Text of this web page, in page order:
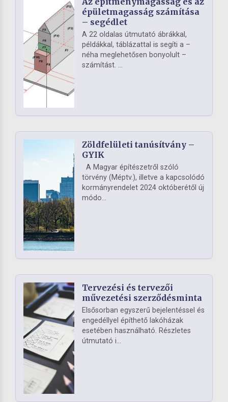
épületmagasság számítása
– segédlet
A 22 oldalas útmutató ábrákkal,
példákkal, táblázattal is segíti a –
néha meglehetősen bonyolult –
számítást. ...
Zöldfelületi tanúsítvány –
GYIK
A Magyar építészetről szóló
törvény (Méptv.), illetve a kapcsolódó
kormányrendelet 2024 októberétől új
módo...
Tervezési és tervezői
művezetési szerződésminta
Elsősorban egyszerű bejelentéssel és
engedéllyel építhető lakóházak
esetében használható. Részletes
útmutató i...